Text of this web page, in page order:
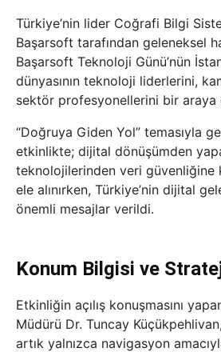
Türkiye’nin lider Coğrafi Bilgi
Başarsoft tarafından geleneksel
Başarsoft Teknoloji Günü’nün
dünyasının teknoloji liderlerini,
sektör profesyonellerini bir araya
“Doğruya Giden Yol” temasıyla
etkinlikte; dijital dönüşümden
teknolojilerinden veri güvenliğine
ele alınırken, Türkiye’nin dijital
önemli mesajlar verildi.
Konum Bilgisi ve
Etkinliğin açılış konuşmasını
Müdürü Dr. Tuncay
artık yalnızca navigasyon